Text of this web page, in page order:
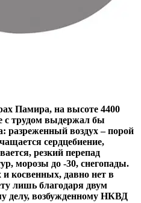
Памира, на высоте 4400
с трудом выдержал бы
разреженный воздух – порой
сердцебиение,
резкий перепад
морозы до -30, снегопады.
косвенных, давно нет в
лишь благодаря двум
делу, возбужденному НКВД